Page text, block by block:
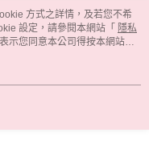
方式之詳情，及若您不希
設定，請參閱本網站「 隱私
示您同意本公司得按本網站使